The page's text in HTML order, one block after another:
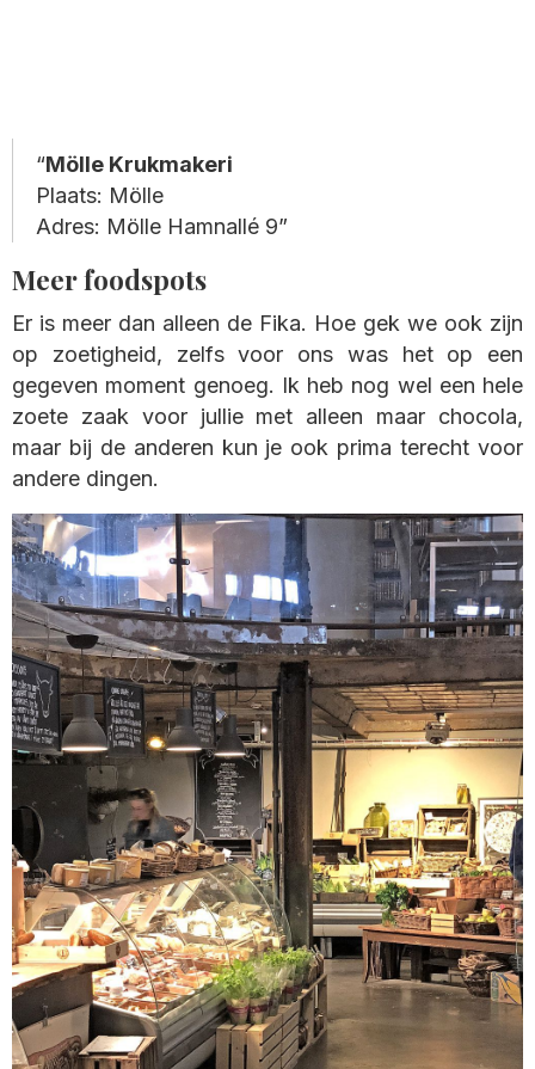
Mölle Krukmakeri
Plaats: Mölle
Adres: Mölle Hamnallé 9
Meer foodspots
Er is meer dan alleen de Fika. Hoe gek we ook zijn
op zoetigheid, zelfs voor ons was het op een
gegeven moment genoeg. Ik heb nog wel een hele
zoete zaak voor jullie met alleen maar chocola,
maar bij de anderen kun je ook prima terecht voor
andere dingen.